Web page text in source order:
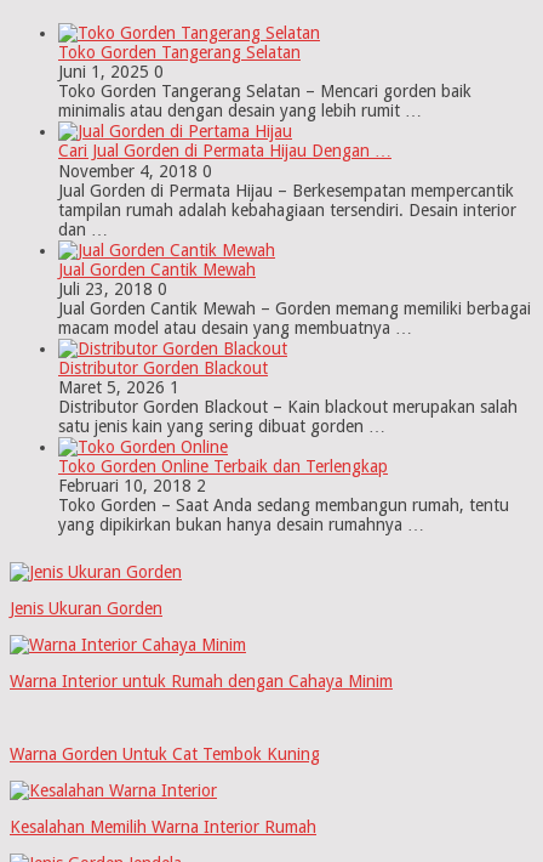
Toko Gorden Tangerang Selatan
Juni 1, 2025 0
Toko Gorden Tangerang Selatan – Mencari gorden baik
minimalis atau dengan desain yang lebih rumit …
Cari Jual Gorden di Permata Hijau Dengan …
November 4, 2018 0
Jual Gorden di Permata Hijau – Berkesempatan mempercantik
tampilan rumah adalah kebahagiaan tersendiri. Desain interior
dan …
Jual Gorden Cantik Mewah
Juli 23, 2018 0
Jual Gorden Cantik Mewah – Gorden memang memiliki berbagai
macam model atau desain yang membuatnya …
Distributor Gorden Blackout
Maret 5, 2026 1
Distributor Gorden Blackout – Kain blackout merupakan salah
satu jenis kain yang sering dibuat gorden …
Toko Gorden Online Terbaik dan Terlengkap
Februari 10, 2018 2
Toko Gorden – Saat Anda sedang membangun rumah, tentu
yang dipikirkan bukan hanya desain rumahnya …
Jenis Ukuran Gorden
Warna Interior untuk Rumah dengan Cahaya Minim
Warna Gorden Untuk Cat Tembok Kuning
Kesalahan Memilih Warna Interior Rumah